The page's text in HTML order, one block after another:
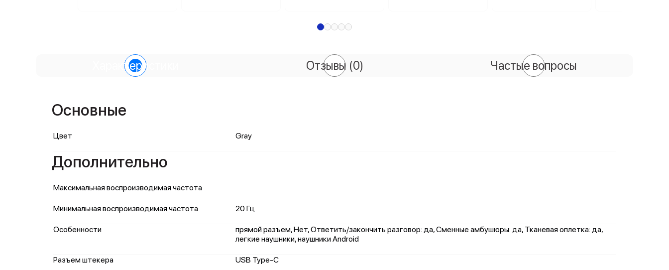
Характеристики Отзывы (0) Частые вопросы
Основные
Цвет Gray
Дополнительно
Максимальная воспроизводимая частота
Минимальная воспроизводимая частота 20 Гц
Особенности
прямой разъем, Нет, Ответить/закончить разговор: да, Сменные амбушюры: да, Тканевая оплетка: да,
легкие наушники, наушники Android
Разъем штекера USB Type-C